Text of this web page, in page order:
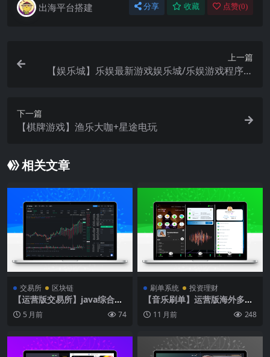
出海平台搭建 分享 收藏 点赞(0)
上一篇
【娱乐城】乐娱最新游戏娱乐城/乐娱游戏程序源
下一篇
【棋牌游戏】渔乐大咖+星途电玩
相关文章
交易所 区块链
【运营版交易所】java综合交
易所13国语言/全新精美UI/自
带客服系统运营级/功能齐全
5 月前 74
刷单系统 投资理财
【音乐刷单】运营版海外多语
言音乐刷单抢单源码去后门版/
连单卡单/叠加组规则/打针
11 月前 248